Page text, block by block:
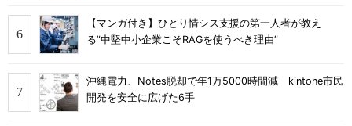
【マンガ付き】ひとり情シス支援の第一人者が教え
る”中堅中小企業こそRAGを使うべき理由”
沖縄電力、Notes脱却で年1万5000時間減 kintone市民
開発を安全に広げた6手